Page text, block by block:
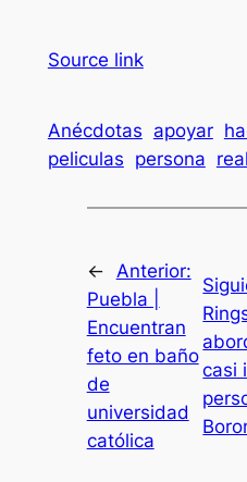
Source link
Anécdotas apoyar
peliculas persona
← Anterior:
Puebla |
Encuentran
feto en baño
de
universidad
católica
casi